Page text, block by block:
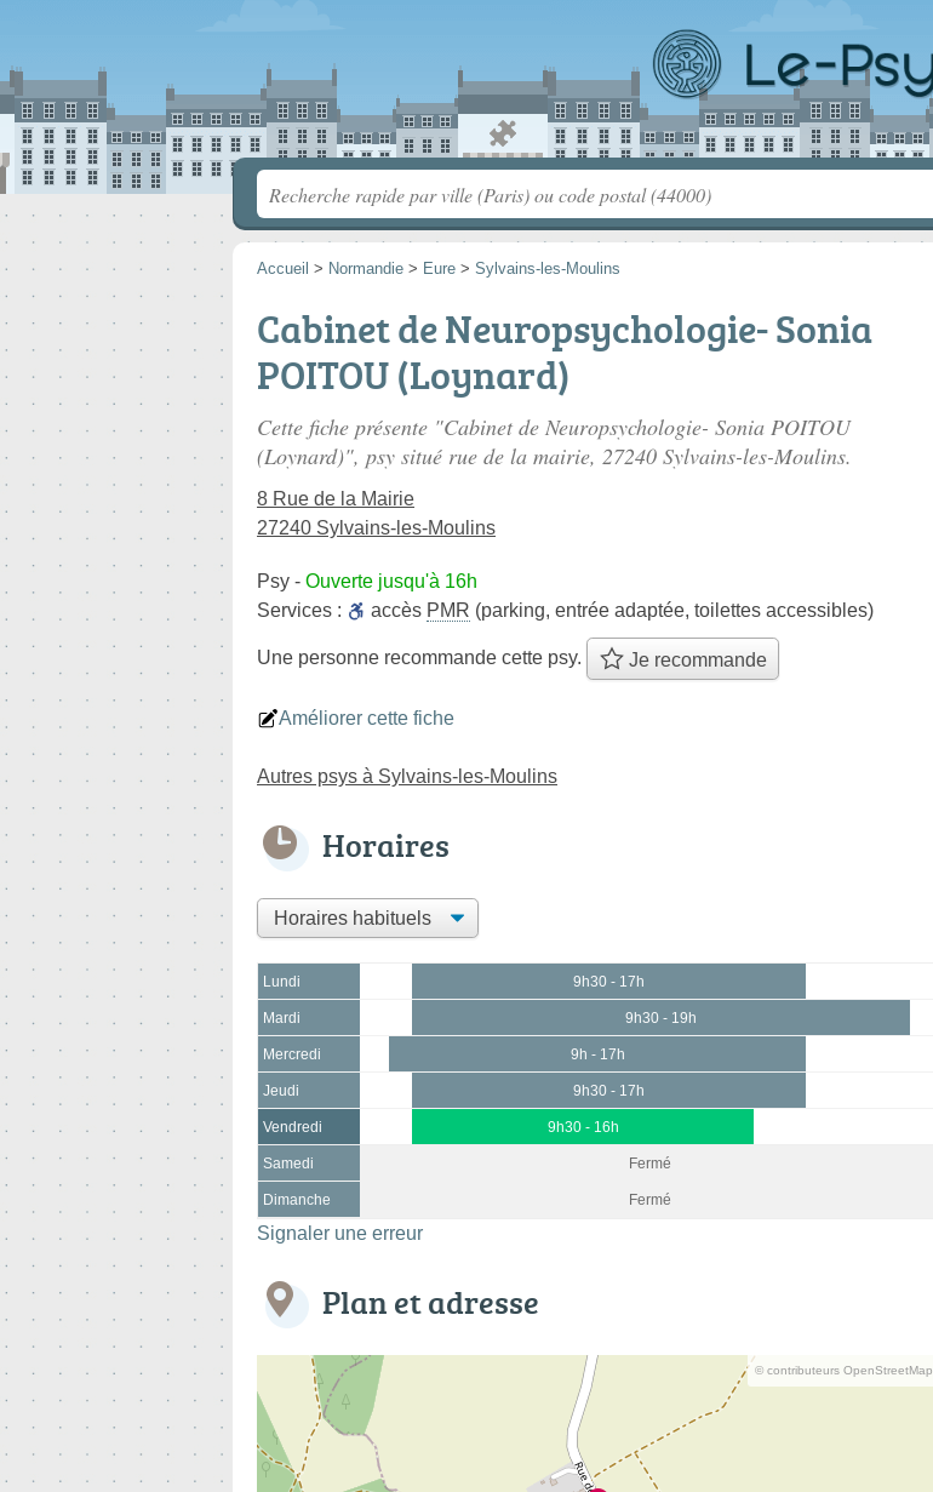
Accueil > Normandie > Eure > Sylvains-les-Moulins
Cabinet de Neuropsychologie- Sonia
POITOU (Loynard)
Cette fiche présente "Cabinet de Neuropsychologie- Sonia POITOU
(Loynard)", psy situé rue de la mairie, 27240 Sylvains-les-Moulins.
8 Rue de la Mairie
27240 Sylvains-les-Moulins
Psy - Ouverte jusqu'à 16h
Services :
accès PMR (parking, entrée adaptée, toilettes accessibles)
Une personne recommande cette psy. Je recommande
Améliorer cette fiche
Autres psys à Sylvains-les-Moulins
Horaires
Lundi 9h30 - 17h
Mardi 9h30 - 19h
Mercredi 9h - 17h
Jeudi 9h30 - 17h
Vendredi 9h30 - 16h
Samedi Fermé
Dimanche Fermé
Signaler une erreur
Plan et adresse
© contributeurs OpenStreetMap